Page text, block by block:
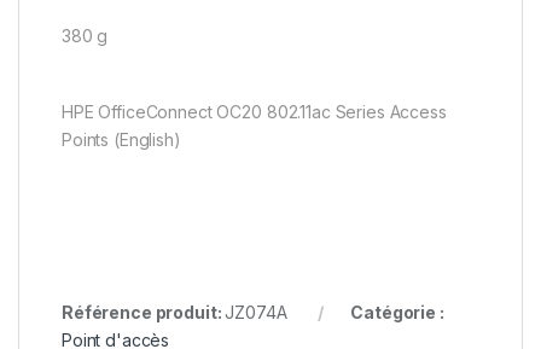
380 g
HPE OfficeConnect OC20 802.11ac Series Access
Points (English)
Référence produit:JZ074A
Catégorie :
Point d'accès